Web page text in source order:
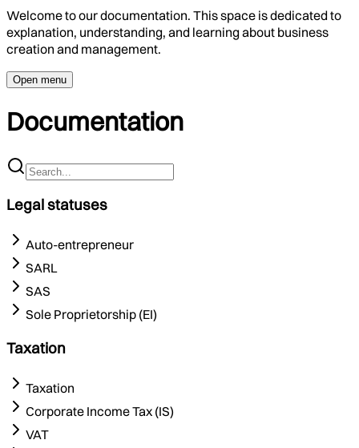
Welcome to our documentation. This space is dedicated to
explanation, understanding, and learning about business
creation and management.
Open menu
Documentation
Legal statuses
Auto-entrepreneur
SARL
SAS
Sole Proprietorship (EI)
Taxation
Taxation
Corporate Income Tax (IS)
VAT